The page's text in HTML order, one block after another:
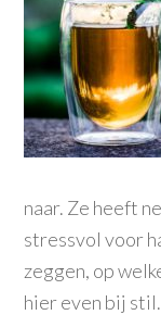
naar. Ze heeft
stressvol voor
zeggen, op
hier even bij stil.